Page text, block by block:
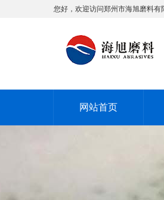
您好，欢迎访问郑州市海旭磨料有
网站首页